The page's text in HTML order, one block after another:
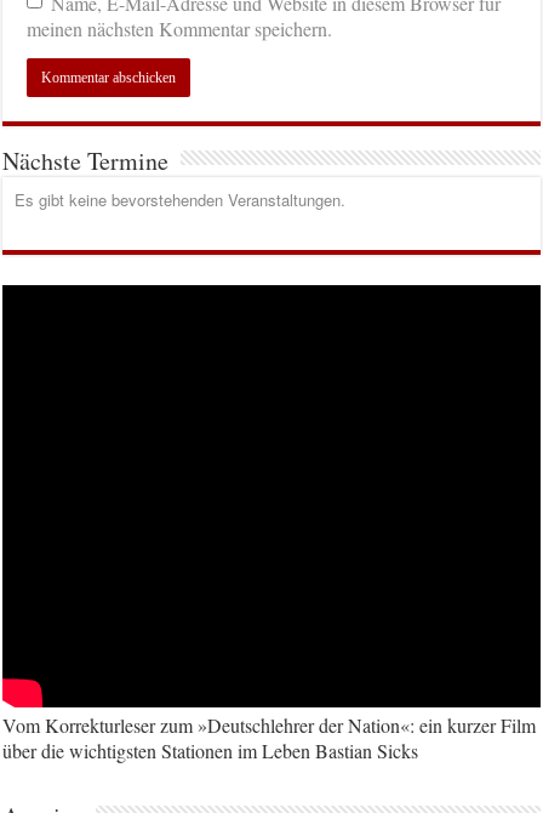
meinen nächsten Kommentar speichern.
Nächste Termine
Es gibt keine bevorstehenden Veranstaltungen.
Vom Korrekturleser zum »Deutschlehrer der Nation«: ein kurzer Film
über die wichtigsten Stationen im Leben Bastian Sicks